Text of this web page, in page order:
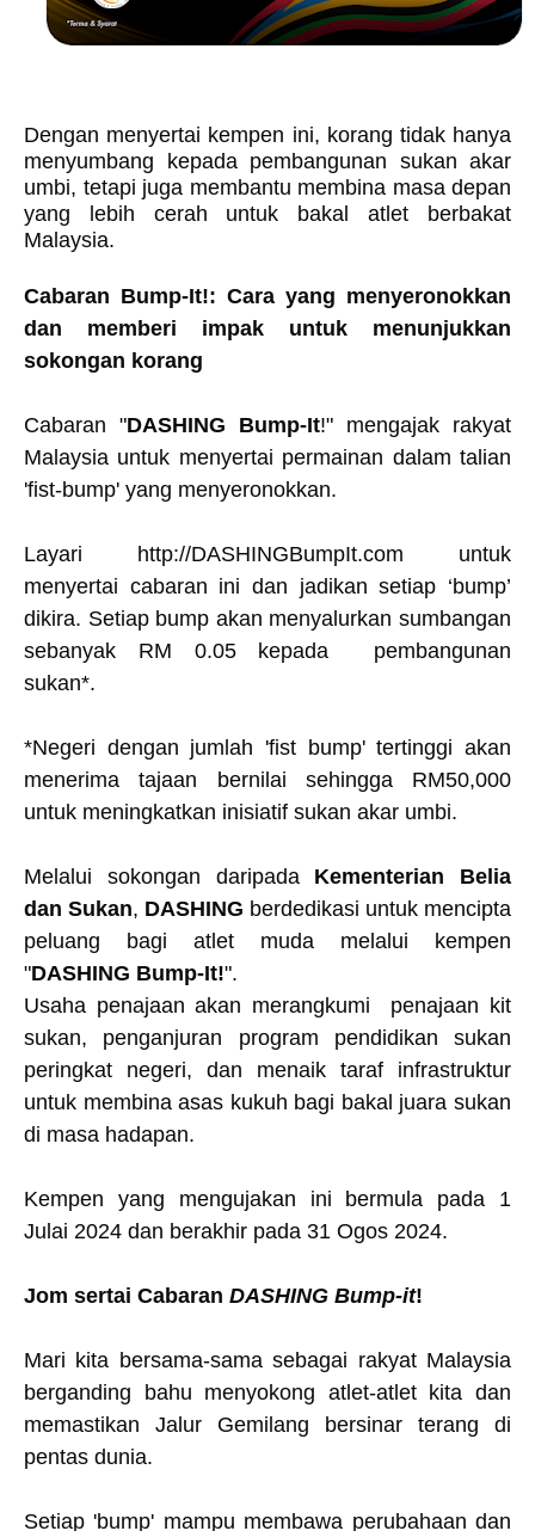
Dengan menyertai kempen ini, korang tidak hanya
menyumbang kepada pembangunan sukan akar
umbi, tetapi juga membantu membina masa depan
yang lebih cerah untuk bakal atlet berbakat
Malaysia.
Cabaran Bump-It!: Cara yang menyeronokkan
dan memberi impak untuk menunjukkan
sokongan korang
Cabaran "DASHING Bump-It!" mengajak rakyat
Malaysia untuk menyertai permainan dalam talian
'fist-bump' yang menyeronokkan.
Layari http://DASHINGBumpIt.com untuk
menyertai cabaran ini dan jadikan setiap ‘bump’
dikira. Setiap bump akan menyalurkan sumbangan
sebanyak RM 0.05 kepada pembangunan
sukan*.
*Negeri dengan jumlah 'fist bump' tertinggi akan
menerima tajaan bernilai sehingga RM50,000
untuk meningkatkan inisiatif sukan akar umbi.
Melalui sokongan daripada Kementerian Belia
dan Sukan, DASHING berdedikasi untuk mencipta
peluang bagi atlet muda melalui kempen
"DASHING Bump-It!".
Usaha penajaan akan merangkumi penajaan kit
sukan, penganjuran program pendidikan sukan
peringkat negeri, dan menaik taraf infrastruktur
untuk membina asas kukuh bagi bakal juara sukan
di masa hadapan.
Kempen yang mengujakan ini bermula pada 1
Julai 2024 dan berakhir pada 31 Ogos 2024.
Jom sertai Cabaran DASHING Bump-it!
Mari kita bersama-sama sebagai rakyat Malaysia
berganding bahu menyokong atlet-atlet kita dan
memastikan Jalur Gemilang bersinar terang di
pentas dunia.
Setiap 'bump' mampu membawa perubahaan dan